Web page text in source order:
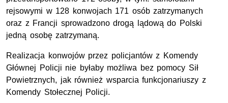
rejsowymi w 128 konwojach 171 osób zatrzymanych
oraz z Francji sprowadzono drogą lądową do Polski
jedną osobę zatrzymaną.
Realizacja konwojów przez policjantów z Komendy
Głównej Policji nie byłaby możliwa bez pomocy Sił
Powietrznych, jak również wsparcia funkcjonariuszy z
Komendy Stołecznej Policji.